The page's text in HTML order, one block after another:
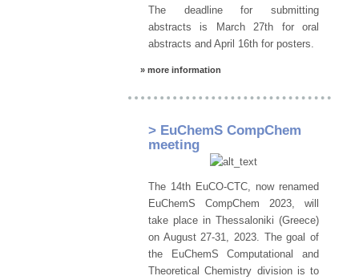
The deadline for submitting
abstracts is March 27th for oral
abstracts and April 16th for posters.
» more information
> EuChemS CompChem
meeting
The 14th EuCO-CTC, now renamed
EuChemS CompChem 2023, will
take place in Thessaloniki (Greece)
on August 27-31, 2023. The goal of
the EuChemS Computational and
Theoretical Chemistry division is to